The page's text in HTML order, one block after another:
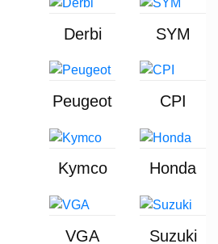
Derbi SYM
Peugeot CPI
Kymco Honda
VGA Suzuki